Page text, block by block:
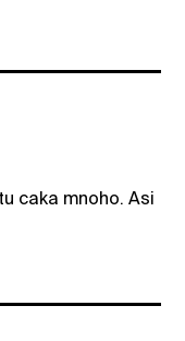
caka mnoho. Asi